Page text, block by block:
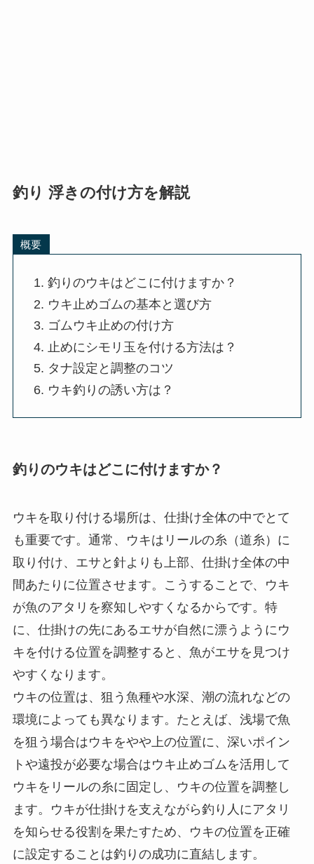
釣り 浮きの付け方を解説
概要
ウキ止めゴムの基本と選び方
止めにシモリ玉を付ける方法は？
タナ設定と調整のコツ
ウキ釣りの誘い方は？
釣りのウキはどこに付けますか？
ウキを取り付ける場所は、仕掛け全体の中でとて
も重要です。通常、ウキはリールの糸（道糸）に
取り付け、エサと針よりも上部、仕掛け全体の中
間あたりに位置させます。こうすることで、ウキ
が魚のアタリを察知しやすくなるからです。特
に、仕掛けの先にあるエサが自然に漂うようにウ
キを付ける位置を調整すると、魚がエサを見つけ
やすくなります。